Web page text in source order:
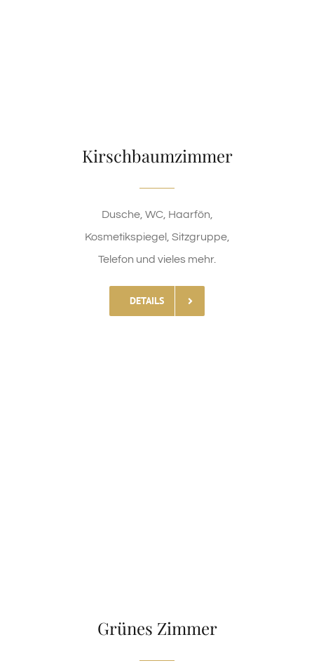
Kirschbaumzimmer
Dusche, WC, Haarfön,
Kosmetikspiegel, Sitzgruppe,
Telefon und vieles mehr.
DETAILS
Grünes Zimmer